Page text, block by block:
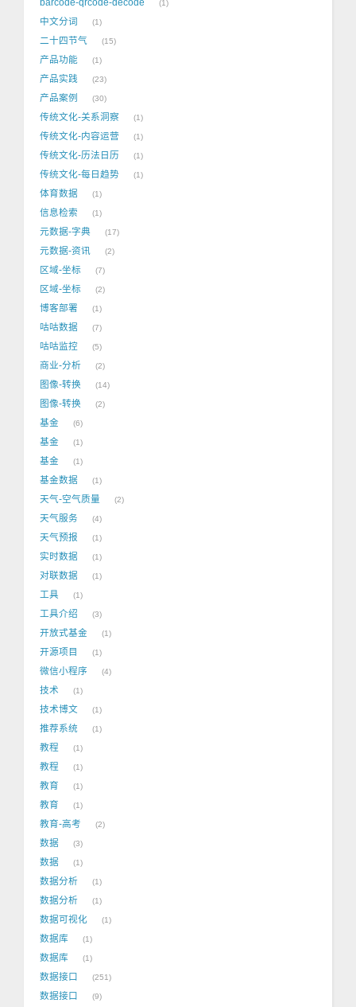
1
中文分词 1
二十四节气 15
产品功能 1
产品实践 23
产品案例 30
传统文化-关系洞察 1
传统文化-内容运营 1
传统文化-历法日历 1
传统文化-每日趋势 1
体育数据 1
信息检索 1
元数据-字典 17
元数据-资讯 2
区域-坐标 7
区域-坐标 2
博客部署 1
咕咕数据 7
咕咕监控 5
商业-分析 2
图像-转换 14
图像-转换 2
基金 6
基金 1
基金 1
基金数据 1
天气-空气质量 2
天气服务 4
天气预报 1
实时数据 1
对联数据 1
工具 1
工具介绍 3
开放式基金 1
开源项目 1
微信小程序 4
技术 1
技术博文 1
推荐系统 1
教程 1
教程 1
教育 1
教育 1
教育-高考 2
数据 3
数据 1
数据分析 1
数据分析 1
数据可视化 1
数据库 1
数据库 1
数据接口 251
数据接口 9